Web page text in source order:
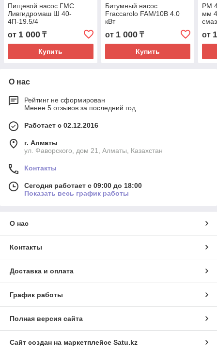
Пищевой насос ГМС
Ливгидромаш Ш 40-
4П-19.5/4
от 1 000 ₸
Купить
Битумный насос
Fraccarolo FAM/10B 4.0
кВт
от 1 000₸
Купить
PM
мм
от
О нас
Рейтинг не сформирован
Менее 5 отзывов за последний год
Работает с 02.12.2016
г. Алматы
ул. Фаворского, дом 21, Алматы, Казахстан
Контакты
Сегодня работает с 09:00 до 18:00
Показать весь график работы
О нас
Контакты
Доставка и оплата
График работы
Полная версия сайта
Сайт создан на маркетплейсе Satu.kz